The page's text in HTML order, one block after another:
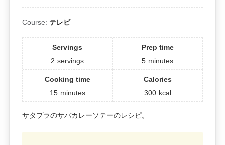
Course: テレビ
Servings
2 servings
Prep time
5 minutes
Cooking time
15 minutes
Calories
300 kcal
サタプラのサバカレーソテーのレシピ。